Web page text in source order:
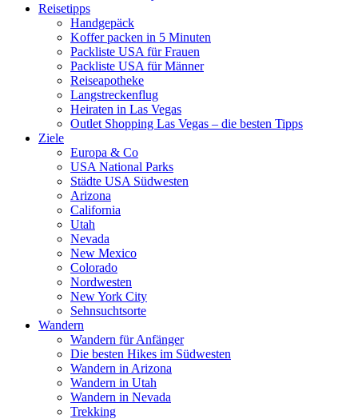
Reisetipps
Handgepäck
Koffer packen in 5 Minuten
Packliste USA für Frauen
Packliste USA für Männer
Reiseapotheke
Langstreckenflug
Heiraten in Las Vegas
Outlet Shopping Las Vegas – die besten Tipps
Ziele
Europa & Co
USA National Parks
Städte USA Südwesten
Arizona
California
Utah
Nevada
New Mexico
Colorado
Nordwesten
New York City
Sehnsuchtsorte
Wandern
Wandern für Anfänger
Die besten Hikes im Südwesten
Wandern in Arizona
Wandern in Utah
Wandern in Nevada
Trekking